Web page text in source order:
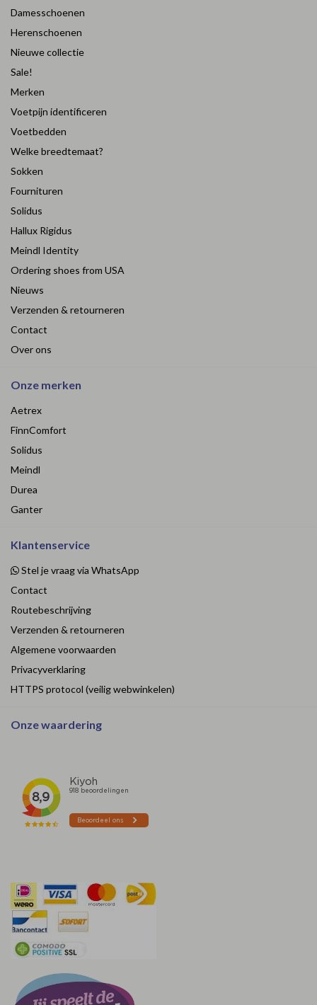
Damesschoenen
Herenschoenen
Nieuwe collectie
Sale!
Merken
Voetpijn identificeren
Voetbedden
Welke breedtemaat?
Sokken
Fournituren
Solidus
Hallux Rigidus
Meindl Identity
Ordering shoes from USA
Nieuws
Verzenden & retourneren
Contact
Over ons
Onze merken
Aetrex
FinnComfort
Solidus
Meindl
Durea
Ganter
Klantenservice
Stel je vraag via WhatsApp
Contact
Routebeschrijving
Verzenden & retourneren
Algemene voorwaarden
Privacyverklaring
HTTPS protocol (veilig webwinkelen)
Onze waardering